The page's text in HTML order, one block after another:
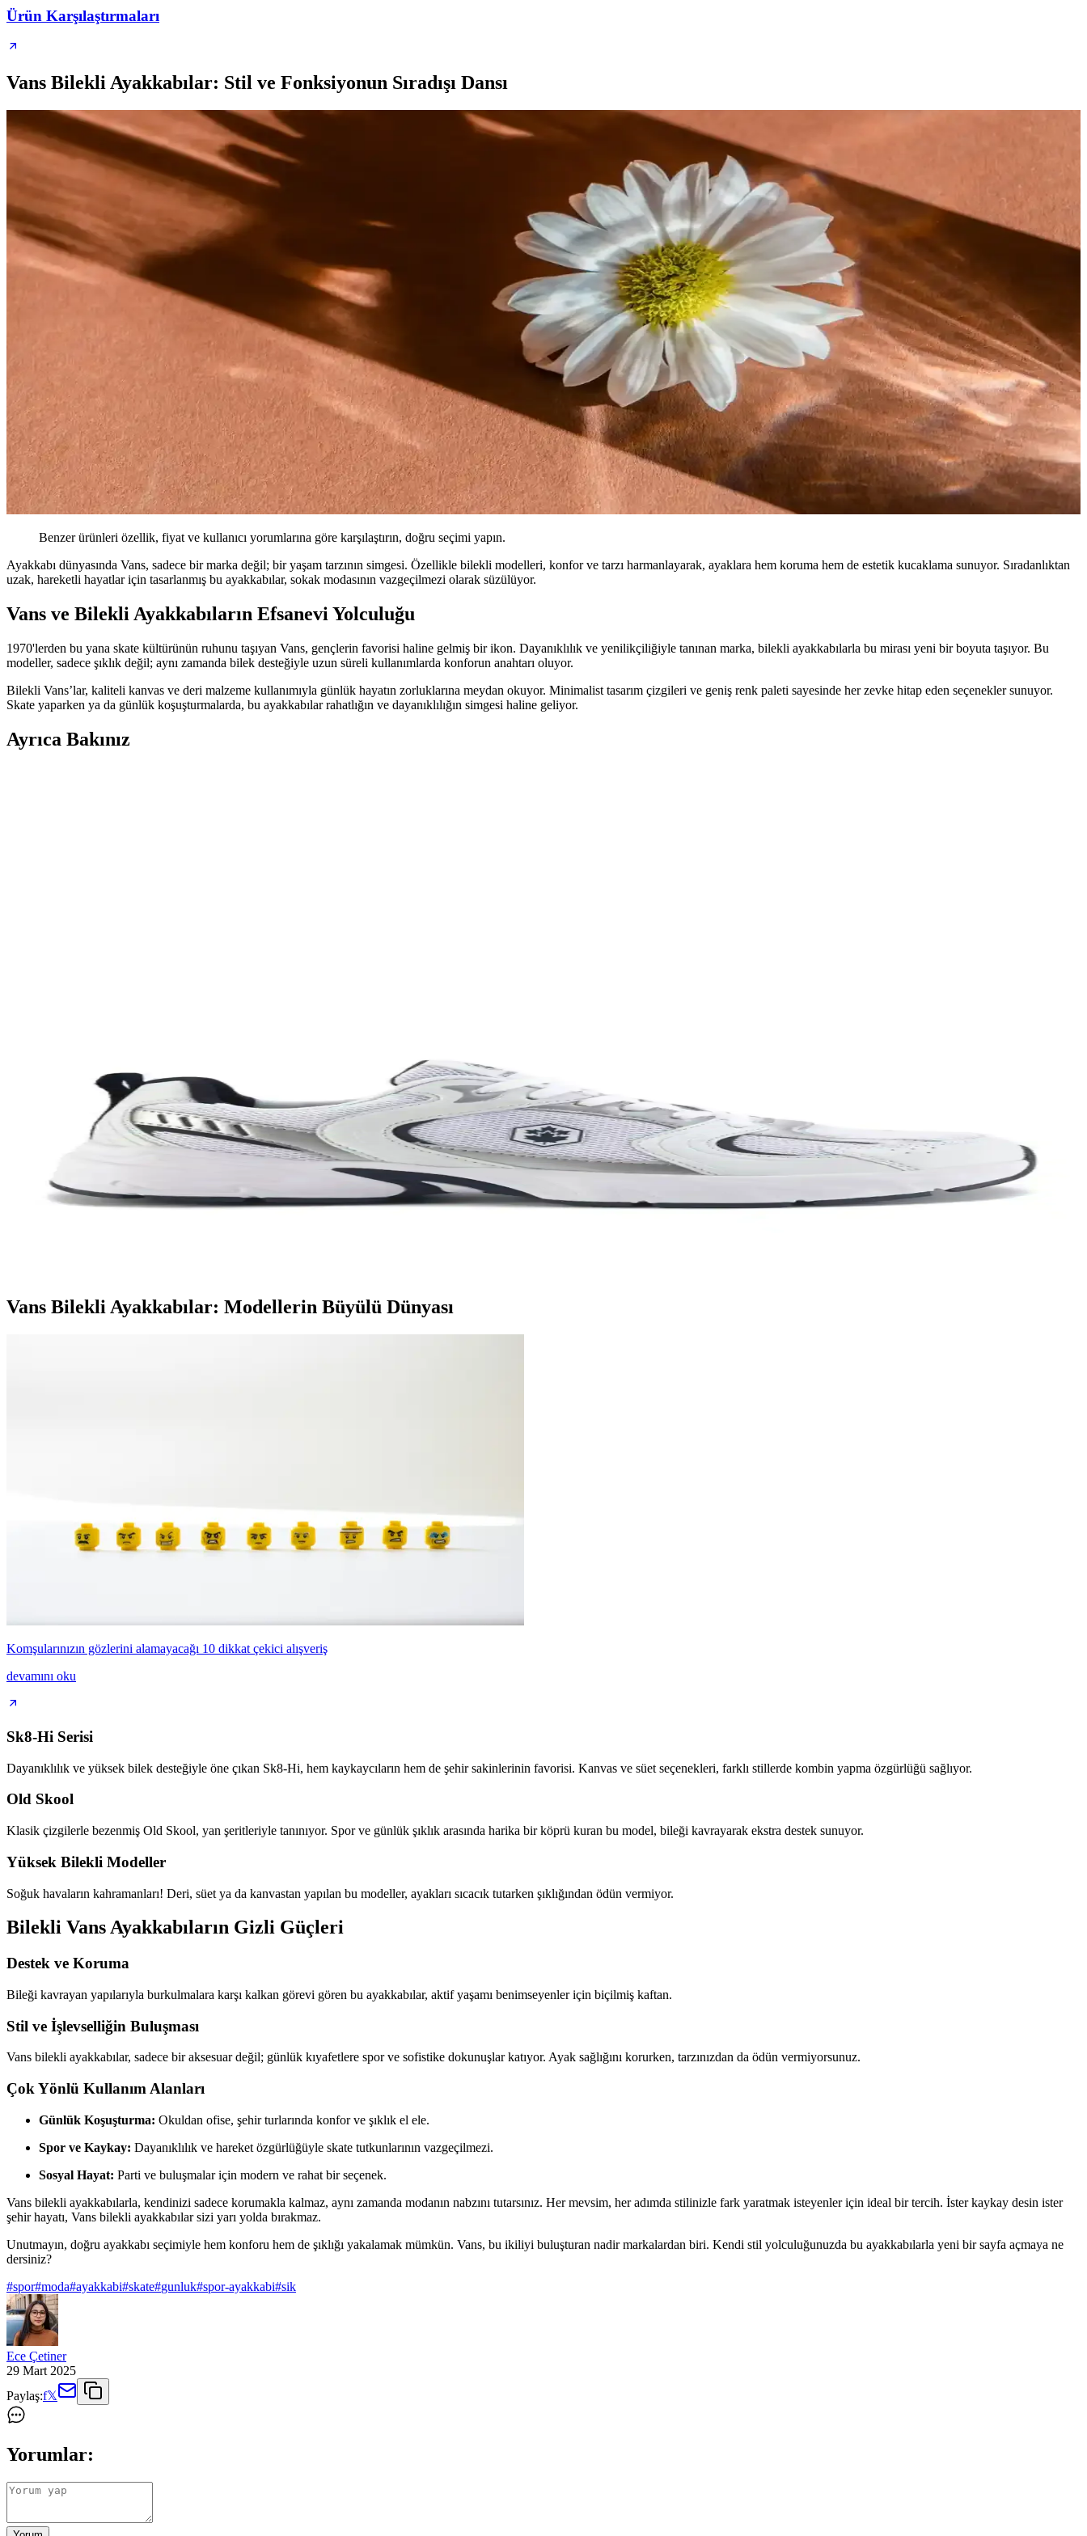
Ürün Karşılaştırmaları
Vans Bilekli Ayakkabılar: Stil ve Fonksiyonun Sıradışı Dansı
Benzer ürünleri özellik, fiyat ve kullanıcı yorumlarına göre karşılaştırın, doğru seçimi yapın.
Ayakkabı dünyasında Vans, sadece bir marka değil; bir yaşam tarzının simgesi. Özellikle bilekli modelleri, konfor ve tarzı harmanlayarak, ayaklara hem koruma hem de estetik kucaklama sunuyor. Sıradanlıktan
uzak, hareketli hayatlar için tasarlanmış bu ayakkabılar, sokak modasının vazgeçilmezi olarak süzülüyor.
Vans ve Bilekli Ayakkabıların Efsanevi Yolculuğu
1970'lerden bu yana skate kültürünün ruhunu taşıyan Vans, gençlerin favorisi haline gelmiş bir ikon. Dayanıklılık ve yenilikçiliğiyle tanınan marka, bilekli ayakkabılarla bu mirası yeni bir boyuta taşıyor. Bu
modeller, sadece şıklık değil; aynı zamanda bilek desteğiyle uzun süreli kullanımlarda konforun anahtarı oluyor.
Bilekli Vans’lar, kaliteli kanvas ve deri malzeme kullanımıyla günlük hayatın zorluklarına meydan okuyor. Minimalist tasarım çizgileri ve geniş renk paleti sayesinde her zevke hitap eden seçenekler sunuyor.
Skate yaparken ya da günlük koşuşturmalarda, bu ayakkabılar rahatlığın ve dayanıklılığın simgesi haline geliyor.
Ayrıca Bakınız
Nike Air Force 1, ikonik tasarımı ve teknolojik özellikleriyle spor ve günlük yaşamda vazgeçilmez bir tercih. Konfor ve şıklığı bir araya getirir, farklı tarzlara uyum sağlar.
Nike Team Hustle: Çok Yönlü Spor ve Günlük Kullanım İçin Modern Ayakkabı Seçenekleri
Nike Team Hustle ayakkabıları, dayanıklılık, şıklık ve konforu bir arada sunar. Spor ve günlük kullanım için uygun modelleriyle, hareket özgürlüğü ve tarzı bir arada sağlar.
Genel Markalar Taraklı Siyah Metal Taç ve NEW HİLL Unisex Metal Taç Karşılaştırması
İki popüler spor tacını detaylı karşılaştırıyoruz: dayanıklılık, tasarım ve kullanıcı memnuniyetine odaklanın.
Vans Bilekli Ayakkabılar: Modellerin Büyülü Dünyası
Komşularınızın gözlerini alamayacağı 10 dikkat çekici alışveriş
devamını oku
Sk8-Hi Serisi
Dayanıklılık ve yüksek bilek desteğiyle öne çıkan Sk8-Hi, hem kaykaycıların hem de şehir sakinlerinin favorisi. Kanvas ve süet seçenekleri, farklı stillerde kombin yapma özgürlüğü sağlıyor.
Old Skool
Klasik çizgilerle bezenmiş Old Skool, yan şeritleriyle tanınıyor. Spor ve günlük şıklık arasında harika bir köprü kuran bu model, bileği kavrayarak ekstra destek sunuyor.
Yüksek Bilekli Modeller
Soğuk havaların kahramanları! Deri, süet ya da kanvastan yapılan bu modeller, ayakları sıcacık tutarken şıklığından ödün vermiyor.
Bilekli Vans Ayakkabıların Gizli Güçleri
Destek ve Koruma
Bileği kavrayan yapılarıyla burkulmalara karşı kalkan görevi gören bu ayakkabılar, aktif yaşamı benimseyenler için biçilmiş kaftan.
Stil ve İşlevselliğin Buluşması
Vans bilekli ayakkabılar, sadece bir aksesuar değil; günlük kıyafetlere spor ve sofistike dokunuşlar katıyor. Ayak sağlığını korurken, tarzınızdan da ödün vermiyorsunuz.
Çok Yönlü Kullanım Alanları
Günlük Koşuşturma: Okuldan ofise, şehir turlarında konfor ve şıklık el ele.
Spor ve Kaykay: Dayanıklılık ve hareket özgürlüğüyle skate tutkunlarının vazgeçilmezi.
Sosyal Hayat: Parti ve buluşmalar için modern ve rahat bir seçenek.
Vans bilekli ayakkabılarla, kendinizi sadece korumakla kalmaz, aynı zamanda modanın nabzını tutarsınız. Her mevsim, her adımda stilinizle fark yaratmak isteyenler için ideal bir tercih. İster kaykay desin ister
şehir hayatı, Vans bilekli ayakkabılar sizi yarı yolda bırakmaz.
Unutmayın, doğru ayakkabı seçimiyle hem konforu hem de şıklığı yakalamak mümkün. Vans, bu ikiliyi buluşturan nadir markalardan biri. Kendi stil yolculuğunuzda bu ayakkabılarla yeni bir sayfa açmaya ne
dersiniz?
#spor#moda#ayakkabi#skate#gunluk#spor-ayakkabi#sik
Ece Çetiner
29 Mart 2025
Paylaş:f𝕏
Yorumlar: